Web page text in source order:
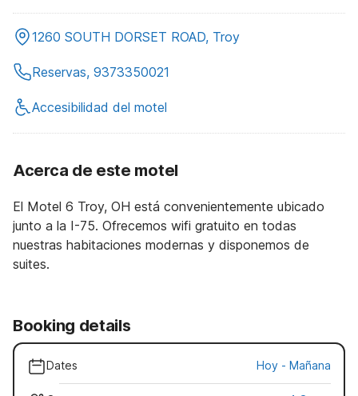
1260 SOUTH DORSET ROAD, Troy
Reservas, 9373350021
Accesibilidad del motel
Acerca de este motel
El Motel 6 Troy, OH está convenientemente ubicado
junto a la I-75. Ofrecemos wifi gratuito en todas
nuestras habitaciones modernas y disponemos de
suites.
Booking details
Dates Hoy - Mañana